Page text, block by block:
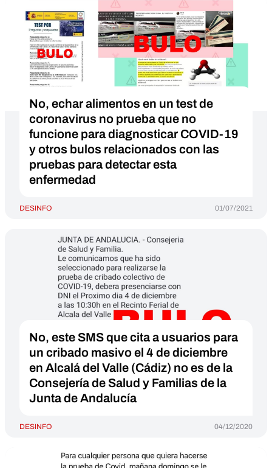
No, echar alimentos en un test de
coronavirus no prueba que no
funcione para diagnosticar COVID-19
y otros bulos relacionados con las
pruebas para detectar esta
enfermedad
DESINFO 01/07/2021
No, este SMS que cita a usuarios para
un cribado masivo el 4 de diciembre
en Alcalá del Valle (Cádiz) no es de la
Consejería de Salud y Familias de la
Junta de Andalucía
DESINFO 04/12/2020